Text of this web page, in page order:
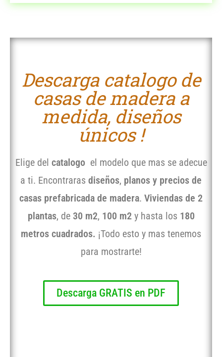
Descarga catalogo de
casas de madera a
medida, diseños
únicos !
Elige del catalogoel modelo que mas se adecue
a ti. Encontraras diseños, planos y precios de
casas prefabricada de madera. Viviendas de 2
plantas, de 30 m2, 100 m2 y hasta los 180
metros cuadrados. ¡Todo esto y mas tenemos
para mostrarte!
Descarga GRATIS en PDF